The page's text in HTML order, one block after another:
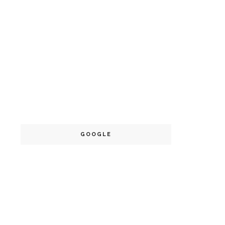
GOOGLE